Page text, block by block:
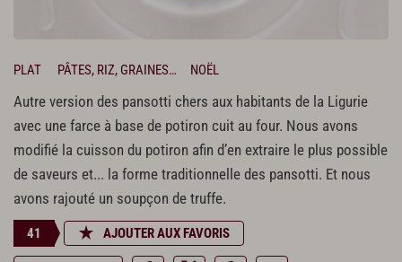
PLAT PÂTES, RIZ, GRAINES… NOËL
Autre version des pansotti chers aux habitants de la Ligurie
avec une farce à base de potiron cuit au four. Nous avons
modifié la cuisson du potiron afin d’en extraire le plus possible
de saveurs et... la forme traditionnelle des pansotti. Et nous
avons rajouté un soupçon de truffe.
41 AJOUTER AUX FAVORIS